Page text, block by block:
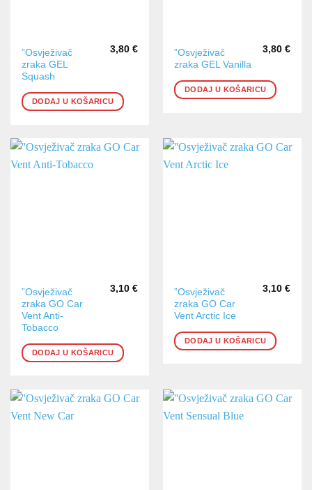
”Osvježivač
zraka GEL
Squash
3,80 €
DODAJ U KOŠARICU
”Osvježivač
zraka GEL Vanilla
3,80 €
DODAJ U KOŠARICU
”Osvježivač
zraka GO Car
Vent Anti-
Tobacco
3,10 €
DODAJ U KOŠARICU
”Osvježivač
zraka GO Car
Vent Arctic Ice
3,10 €
DODAJ U KOŠARICU